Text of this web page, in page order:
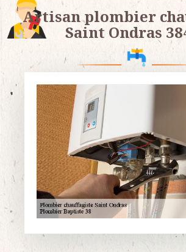
Artisan plombier
Saint Ondras